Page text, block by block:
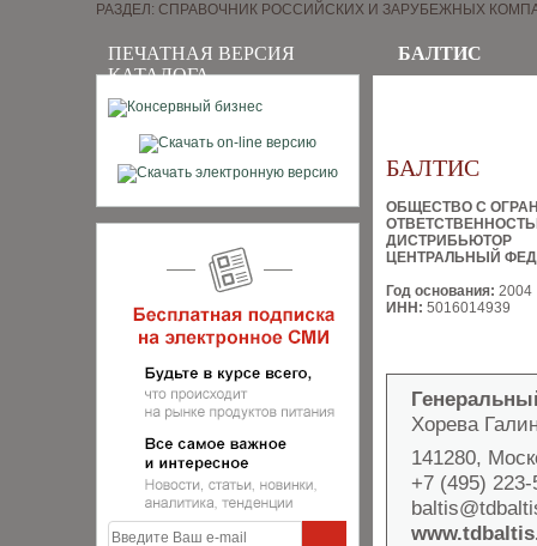
ПЕЧАТНАЯ ВЕРСИЯ
КАТАЛОГА
РАЗДЕЛ: СПРАВОЧНИК РОССИЙСКИХ И ЗАРУБЕЖНЫХ
БАЛТИС
БАЛТИС
ОБЩЕСТВО С
ДИСТРИБЬЮТОР
ЦЕНТРАЛЬНЫЙ
Год основания: 2004
ИНН: 5016014939
Хорева
141280,
+7 (495) 223-